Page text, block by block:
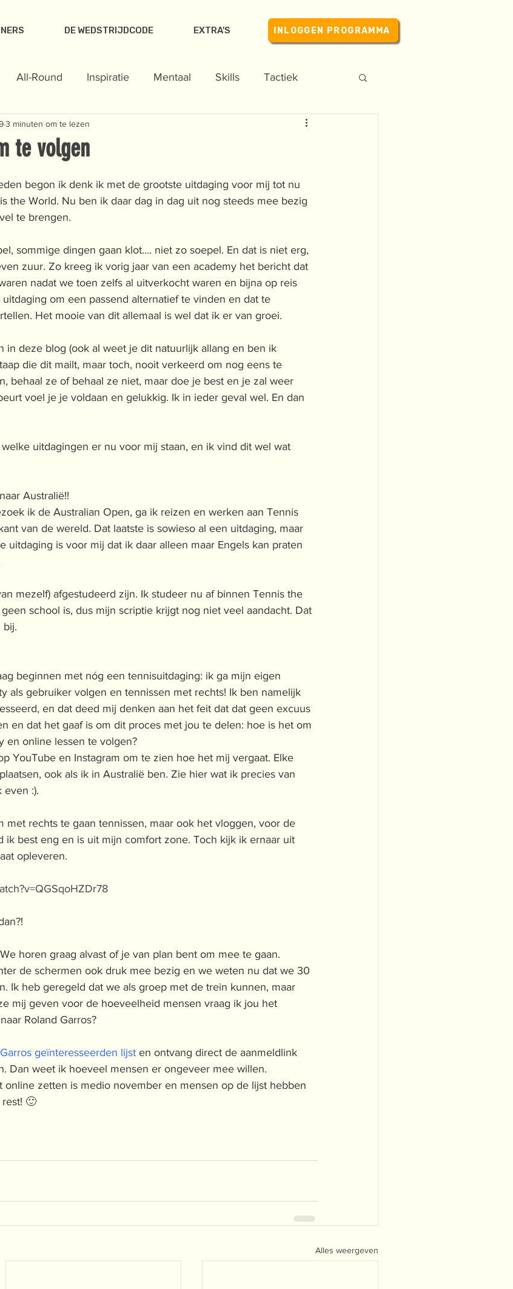
DE WEDSTRIJDCODE EXTRA'S INLOGGEN PROGRAMMA
All-Round Inspiratie Mentaal Skills Tactiek
te volgen
3 minuten om te lezen
begon ik denk ik met de grootste uitdaging voor mij tot nu
the World. Nu ben ik daar dag in dag uit nog steeds mee bezig
te brengen.
sommige dingen gaan klot…. niet zo soepel. En dat is niet erg,
zuur. Zo kreeg ik vorig jaar van een academy het bericht dat
nadat we toen zelfs al uitverkocht waren en bijna op reis
om een passend alternatief te vinden en dat te
Het mooie van dit allemaal is wel dat ik er van groei.
in deze blog (ook al weet je dit natuurlijk allang en ben ik
die dit mailt, maar toch, nooit verkeerd om nog eens te
behaal ze of behaal ze niet, maar doe je best en je zal weer
voel je je voldaan en gelukkig. Ik in ieder geval wel. En dan
uitdagingen er nu voor mij staan, en ik vind dit wel wat
Australië!!
ik de Australian Open, ga ik reizen en werken aan Tennis
van de wereld. Dat laatste is sowieso al een uitdaging, maar
uitdaging is voor mij dat ik daar alleen maar Engels kan praten
mezelf) afgestudeerd zijn. Ik studeer nu af binnen Tennis the
school is, dus mijn scriptie krijgt nog niet veel aandacht. Dat
bij.
beginnen met nóg een tennisuitdaging: ik ga mijn eigen
als gebruiker volgen en tennissen met rechts! Ik ben namelijk
en dat deed mij denken aan het feit dat dat geen excuus
en dat het gaaf is om dit proces met jou te delen: hoe is het om
en online lessen te volgen?
YouTube en Instagram om te zien hoe het mij vergaat. Elke
ook als ik in Australië ben. Zie hier wat ik precies van
even :).
met rechts te gaan tennissen, maar ook het vloggen, voor de
ik best eng en is uit mijn comfort zone. Toch kijk ik ernaar uit
opleveren.
horen graag alvast of je van plan bent om mee te gaan.
de schermen ook druk mee bezig en we weten nu dat we 30
Ik heb geregeld dat we als groep met de trein kunnen, maar
mij geven voor de hoeveelheid mensen vraag ik jou het
Roland Garros?
geïnteresseerden lijst en ontvang direct de aanmeldlink
Dan weet ik hoeveel mensen er ongeveer mee willen.
online zetten is medio november en mensen op de lijst hebben
🙂
Alles weergeven